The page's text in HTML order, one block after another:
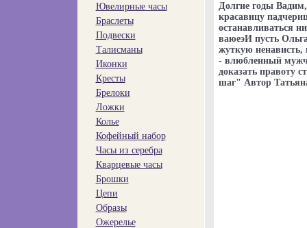
Ювелирные часы
Браслеты
Подвески
Талисманы
Иконки
Кресты
Брелоки
Ложки
Колье
Кофейный набор
Часы из серебра
Кварцевые часы
Брошки
Цепи
Образы
Ожерелье
Долгие годы
красавицу
останавливаться
ваюеэИ пусть
жуткую ненависть,
- влюбленный
доказать правоту
шаг" Автор